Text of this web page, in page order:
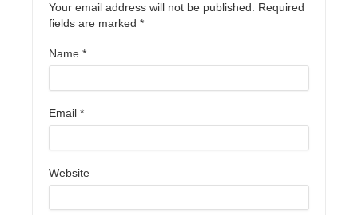
Your email address will not be published. Required
fields are marked *
Name *
Email *
Website